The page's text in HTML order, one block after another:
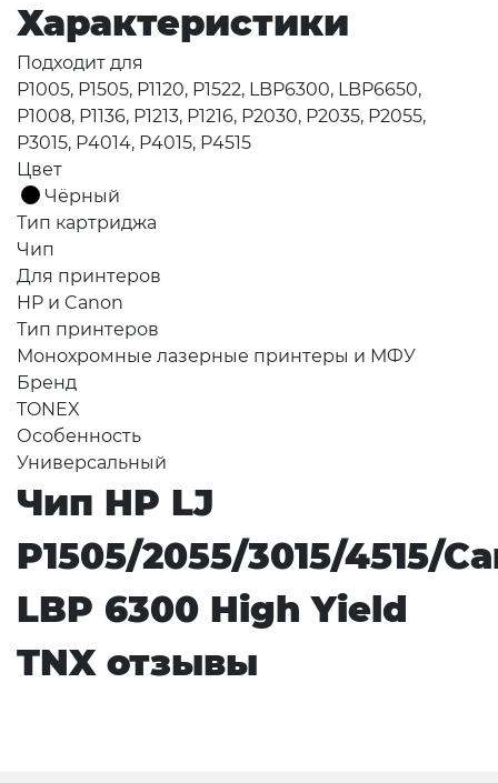
Характеристики
Подходит для
P1005, P1505, P1120, P1522, LBP6300, LBP6650,
P1008, P1136, P1213, P1216, P2030, P2035, P2055,
P3015, P4014, P4015, P4515
Цвет
Чёрный
Тип картриджа
Чип
Для принтеров
HP и Canon
Тип принтеров
Монохромные лазерные принтеры и МФУ
Бренд
TONEX
Особенность
Универсальный
Чип HP LJ
P1505/2055/3015/4515/
LBP 6300 High Yield
TNX отзывы